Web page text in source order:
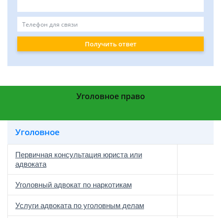
Получить ответ
Уголовное право
Уголовное
Первичная консультация юриста или
адвоката
Уголовный адвокат по наркотикам
Услуги адвоката по уголовным делам